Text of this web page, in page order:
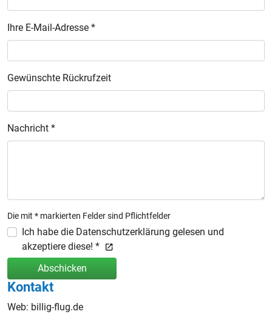
Ihre E-Mail-Adresse *
Gewünschte Rückrufzeit
Nachricht *
Die mit * markierten Felder sind Pflichtfelder
Ich habe die Datenschutzerklärung gelesen und
akzeptiere diese! *
Abschicken
Kontakt
Web: billig-flug.de